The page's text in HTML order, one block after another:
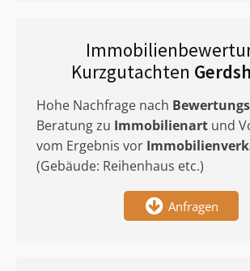
Kurzgutachten
Hohe Nachfrage nach
Beratung zu Immobilienart und
vom Ergebnis vor
(Gebäude: Reihenhaus etc.)
Anfragen